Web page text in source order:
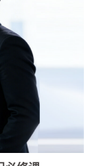
的稳定运转。
司）成立于2005
构之一。经过二
余家、超300
户。以下从几个维
题。